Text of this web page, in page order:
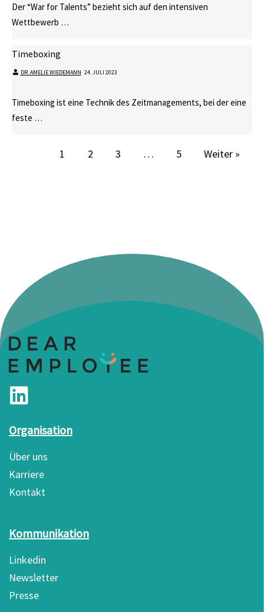
Der “War for Talents” bezieht sich auf den intensiven
Wettbewerb …
Timeboxing
DR. AMELIE WIEDEMANN⋅ 24. JULI 2023
Timeboxing ist eine Technik des Zeitmanagements, bei der eine
feste …
1 2 3 … 5 Weiter »
Organisation
Über uns
Karriere
Kontakt
Kommunikation
Linkedin
Newsletter
Presse